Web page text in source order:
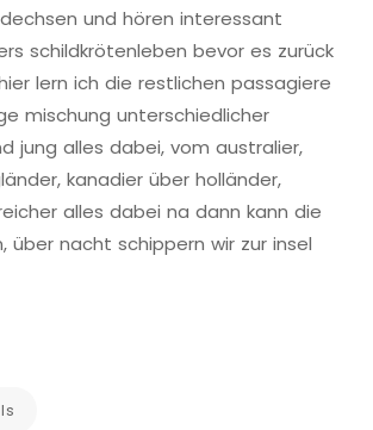
und hören interessant
schildkrötenleben bevor es zurück
lern ich die restlichen passagiere
mischung unterschiedlicher
jung alles dabei, vom australier,
kanadier über holländer,
alles dabei na dann kann die
über nacht schippern wir zur insel